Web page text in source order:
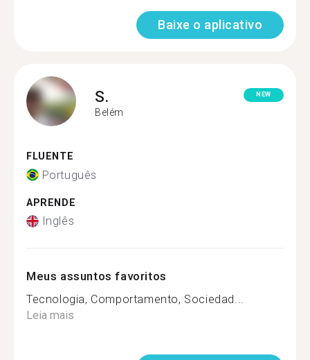
Baixe o aplicativo
S.
Belém
NEW
FLUENTE
Português
APRENDE
Inglês
Meus assuntos favoritos
Tecnologia, Comportamento, Sociedad...
Leia mais